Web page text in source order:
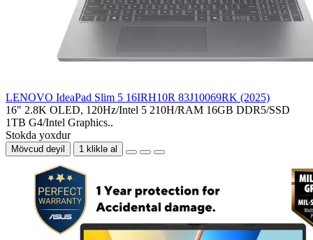
LENOVO IdeaPad Slim 5 16IRH10R 83J10069RK (2025)
16" 2.8K OLED, 120Hz/Intel 5 210H/RAM 16GB DDR5/SSD
1TB G4/Intel Graphics..
Stokda yoxdur
Mövcud deyil 1 kliklə al